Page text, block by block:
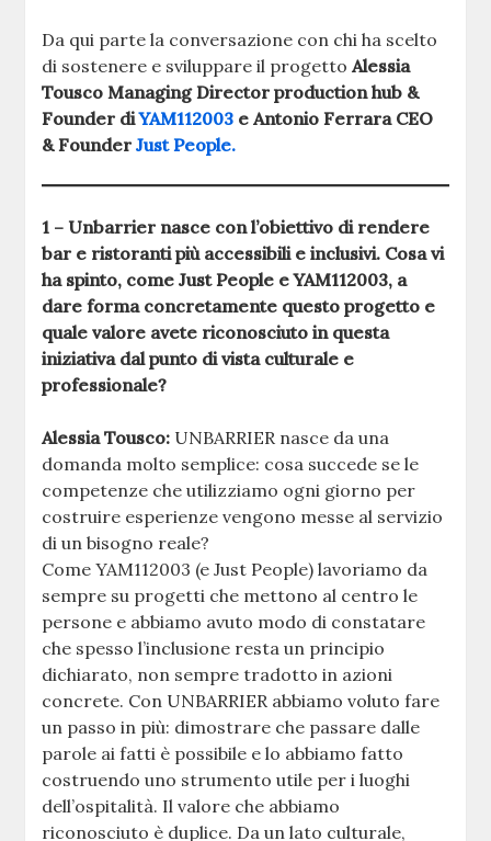
Da qui parte la conversazione con chi ha scelto
di sostenere e sviluppare il progettoAlessia
Tousco Managing Director production hub &
Founder diYAM112003 e Antonio Ferrara CEO
& FounderJust People.
1 – Unbarrier nasce con l’obiettivo di rendere
bar e ristoranti più accessibili e inclusivi. Cosa vi
ha spinto, come Just People e YAM112003, a
dare forma concretamente questo progetto e
quale valore avete riconosciuto in questa
iniziativa dal punto di vista culturale e
professionale?
Alessia Tousco: UNBARRIER nasce da una
domanda molto semplice: cosa succede se le
competenze che utilizziamo ogni giorno per
costruire esperienze vengono messe al servizio
di un bisogno reale?
Come YAM112003 (e Just People) lavoriamo da
sempre su progetti che mettono al centro le
persone e abbiamo avuto modo di constatare
che spesso l’inclusione resta un principio
dichiarato, non sempre tradotto in azioni
concrete. Con UNBARRIER abbiamo voluto fare
un passo in più: dimostrare che passare dalle
parole ai fatti è possibile e lo abbiamo fatto
costruendo uno strumento utile per i luoghi
dell’ospitalità. Il valore che abbiamo
riconosciuto è duplice. Da un lato culturale,